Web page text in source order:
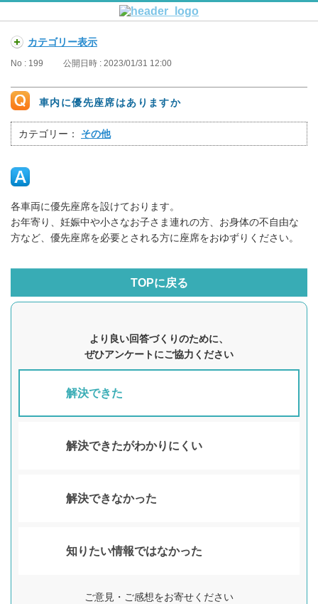
カテゴリー表示
No : 199 公開日時 : 2023/01/31 12:00
車内に優先座席はありますか
カテゴリー： その他
各車両に優先座席を設けております。
お年寄り、妊娠中や小さなお子さま連れの方、お身体の不自由な
方など、優先座席を必要とされる方に座席をおゆずりください。
TOPに戻る
より良い回答づくりのために、
ぜひアンケートにご協力ください
解決できた
解決できたがわかりにくい
解決できなかった
知りたい情報ではなかった
ご意見・ご感想をお寄せください